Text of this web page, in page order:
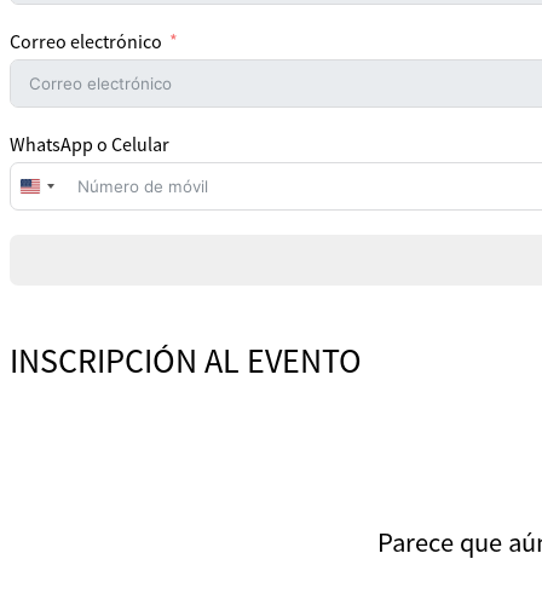
Correo electrónico
WhatsApp o Celular
United
States
INSCRIPCIÓN AL EVENTO
Parece que